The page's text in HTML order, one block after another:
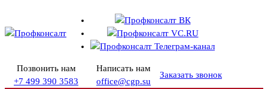
содержимому
Позвонить нам
+7 499 390 3583
Написать нам
office@cgp.su
Заказать звонок